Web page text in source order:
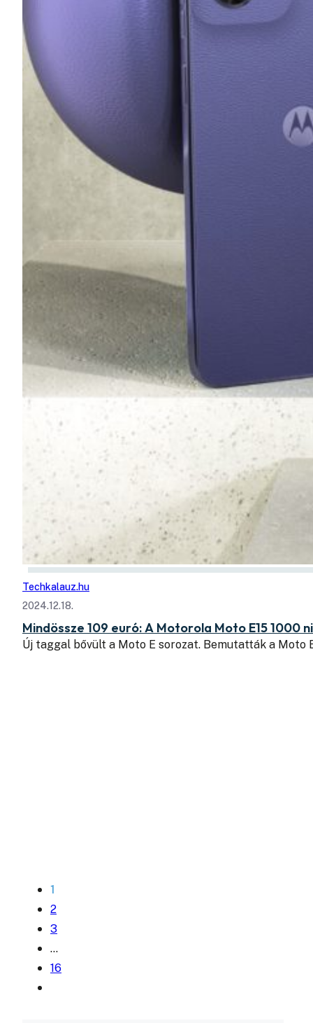
Techkalauz.hu
2024.12.18.
Mindössze 109 euró: A Motorola Moto E15 1000
Új taggal bővült a Moto E sorozat. Bemutatták a Moto
1
2
3
…
16